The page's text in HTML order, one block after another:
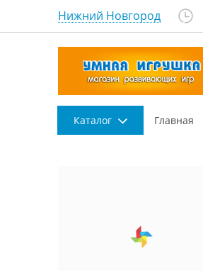
Нижний Новгород
Каталог Главная